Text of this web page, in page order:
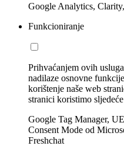
Google Analytics,
Funkcioniranje
Prihvaćanjem ovih
nadilaze osnovne
korištenje naše web
stranici koristimo
Google Tag Manager,
Consent Mode od
Freshchat